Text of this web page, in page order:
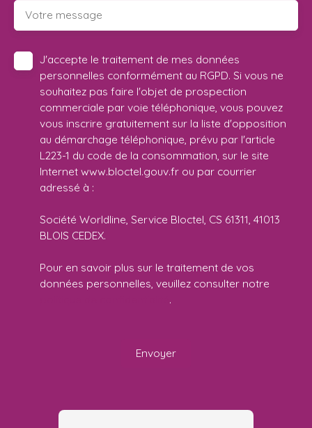
Votre message
J'accepte le traitement de mes données
personnelles conformément au RGPD. Si vous ne
souhaitez pas faire l'objet de prospection
commerciale par voie téléphonique, vous pouvez
vous inscrire gratuitement sur la liste d'opposition
au démarchage téléphonique, prévu par l'article
L223-1 du code de la consommation, sur le site
Internet www.bloctel.gouv.fr ou par courrier
adressé à :
Société Worldline, Service Bloctel, CS 61311, 41013
BLOIS CEDEX.
Pour en savoir plus sur le traitement de vos
données personnelles, veuillez consulter notre
.
Envoyer